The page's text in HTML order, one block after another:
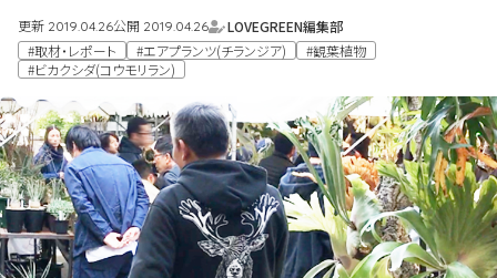
更新 2019.04.26公開 2019.04.26
LOVEGREEN編集部
#取材・レポート
#エアプランツ(チランジア)
#観葉植物
#ビカクシダ(コウモリラン)